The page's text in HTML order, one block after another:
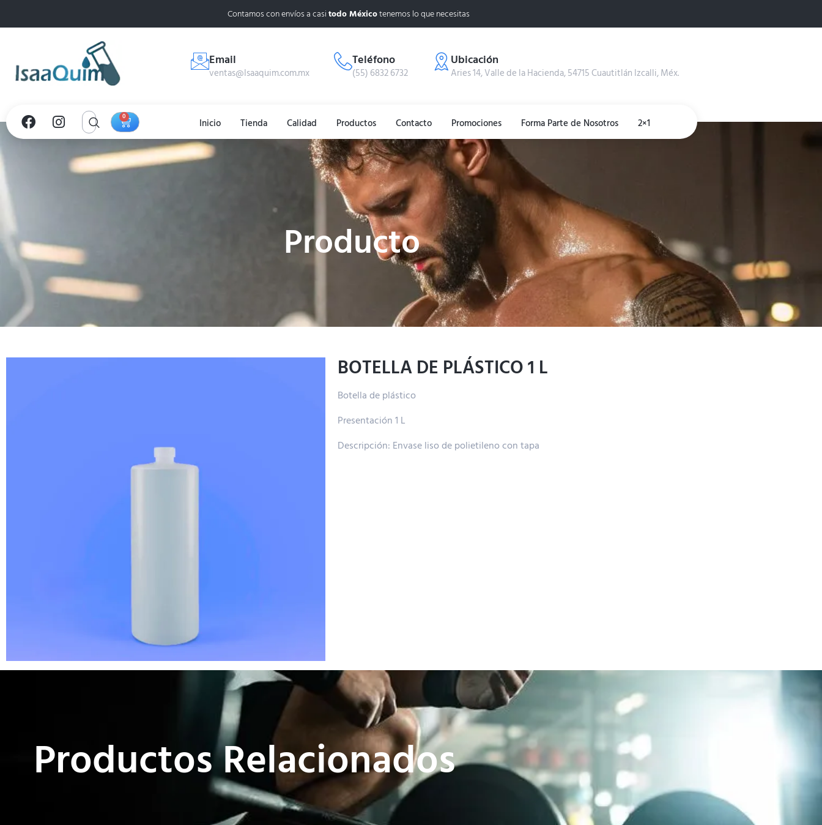
Contamos con envíos a casitodo Méxicotenemos lo que necesitas
Email
ventas@Isaaquim.com.mx
Teléfono
(55) 6832 6732
Ubicación
Aries 14, Valle de la Hacienda, 54715 Cuautitlán Izcalli, Méx.
0 Inicio Tienda Calidad Productos Contacto Promociones Forma Parte de Nosotros 2×1
Producto
BOTELLA DE PLÁSTICO 1 L
Botella de plástico
Presentación 1 L
Descripción: Envase liso de polietileno con tapa
Productos Relacionados